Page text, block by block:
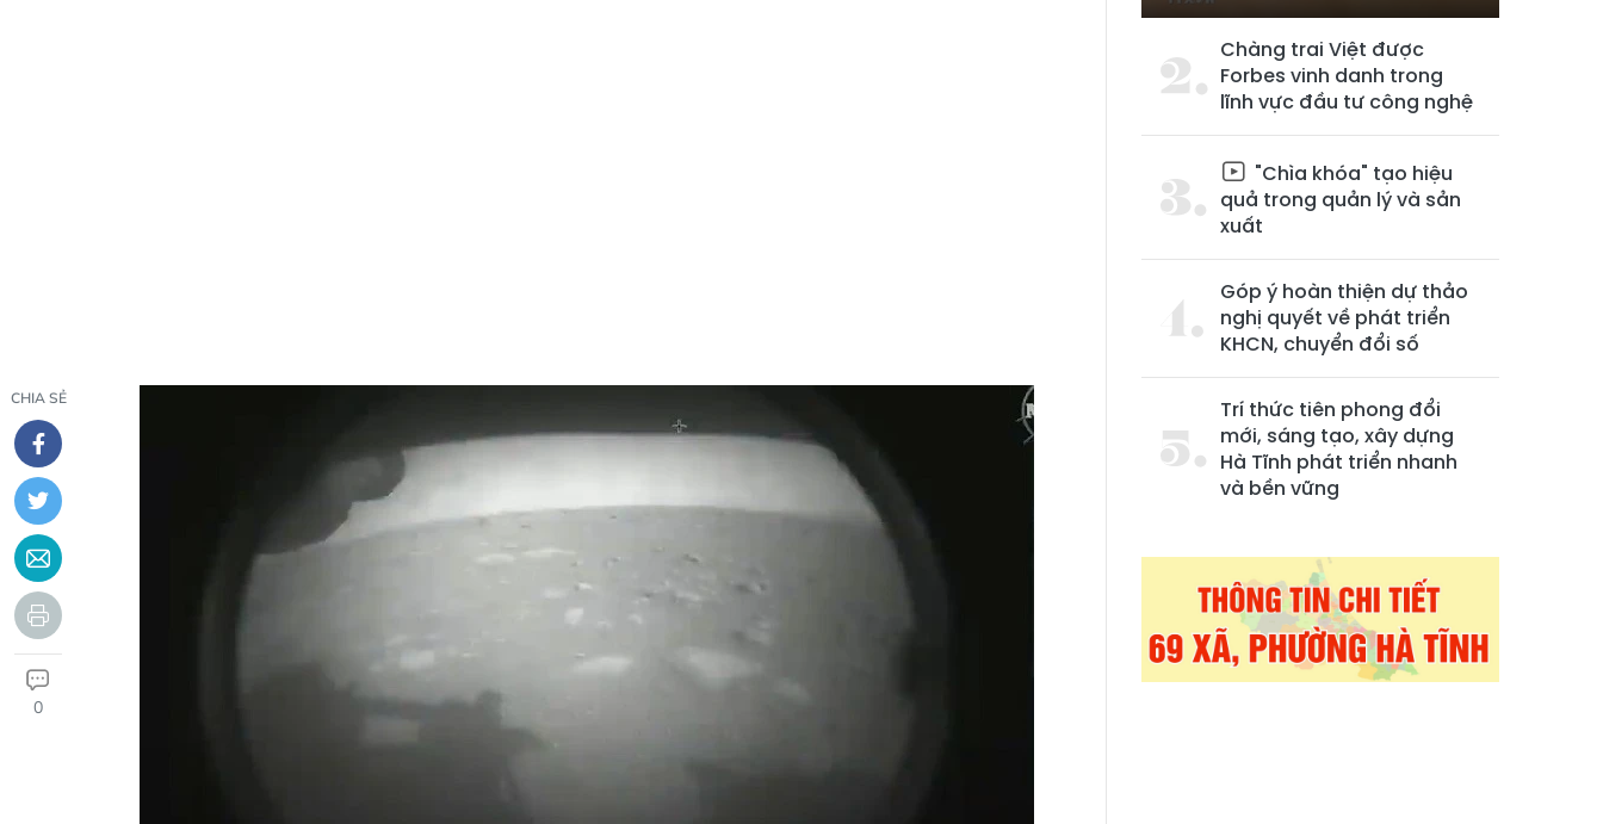
CHIA SẺ
0
Chàng trai Việt được
Forbes vinh danh trong
lĩnh vực đầu tư công nghệ
"Chìa khóa" tạo hiệu
quả trong quản lý và sản
xuất
Góp ý hoàn thiện dự thảo
nghị quyết về phát triển
KHCN, chuyển đổi số
Trí thức tiên phong đổi
mới, sáng tạo, xây dựng
Hà Tĩnh phát triển nhanh
và bền vững